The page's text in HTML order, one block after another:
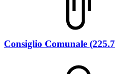
Consiglio Comunale